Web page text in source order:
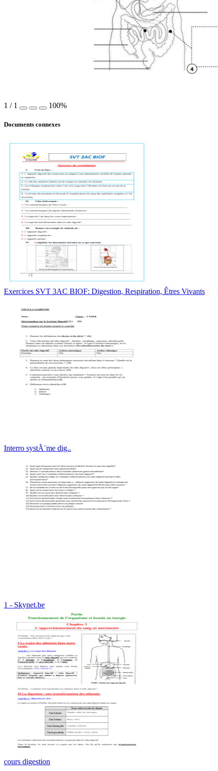
1 / 1 100%
Documents connexes
Exercices SVT 3AC BIOF: Digestion, Respiration, Êtres Vivants
Interro systÃ¨me dig..
1 - Skynet.be
cours digestion